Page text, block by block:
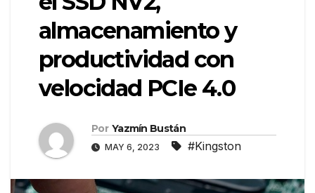
almacenamiento y
productividad con
velocidad PCIe 4.0
Por Yazmín Bustán
MAY 6, 2023 #Kingston